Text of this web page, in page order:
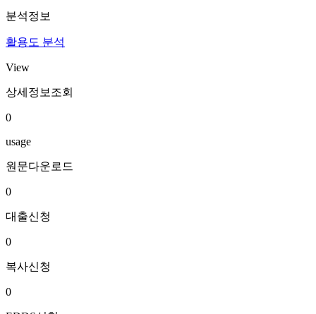
분석정보
활용도 분석
View
상세정보조회
0
usage
원문다운로드
0
대출신청
0
복사신청
0